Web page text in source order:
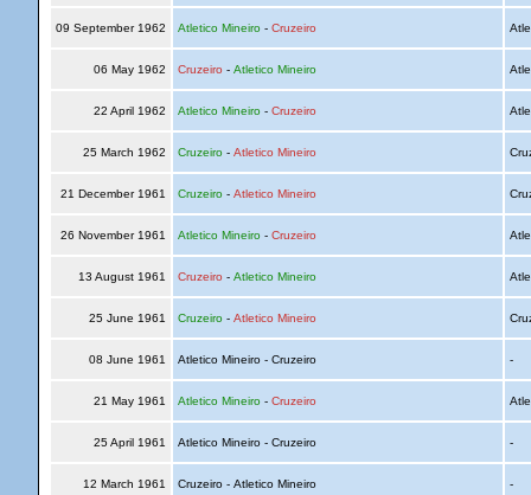
09 September 1962 Atletico Mineiro- Cruzeiro
06 May 1962 Cruzeiro - Atletico Mineiro
22 April 1962 Atletico Mineiro- Cruzeiro
25 March 1962 Cruzeiro- Atletico Mineiro
21 December 1961 Cruzeiro- Atletico Mineiro
26 November 1961 Atletico Mineiro- Cruzeiro
13 August 1961 Cruzeiro - Atletico Mineiro
25 June 1961 Cruzeiro- Atletico Mineiro
08 June 1961 Atletico Mineiro - Cruzeiro -
21 May 1961 Atletico Mineiro- Cruzeiro
25 April 1961 Atletico Mineiro - Cruzeiro -
12 March 1961 Cruzeiro - Atletico Mineiro -